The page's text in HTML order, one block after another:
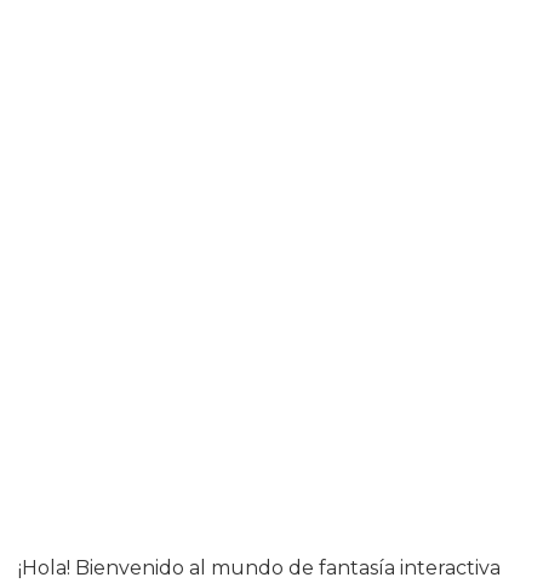
¡Hola! Bienvenido al mundo de fantasía interactiva